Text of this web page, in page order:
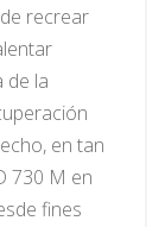
recrear
de la
en tan
730 M en
fines